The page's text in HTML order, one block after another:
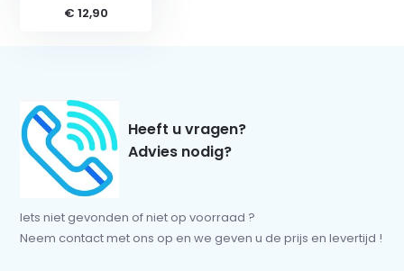
€ 12,90
Heeft u vragen?
Advies nodig?
Iets niet gevonden of niet op voorraad ?
Neem contact met ons op en we geven u de prijs en levertijd !